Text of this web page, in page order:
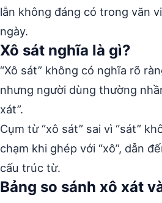
lẫn không đáng có trong văn
ngày.
Xô sát nghĩa là gì?
“Xô sát” không có nghĩa rõ
nhưng người dùng thường
xát”.
Cụm từ “xô sát” sai vì “sát”
chạm khi ghép với “xô”, dẫn
cấu trúc từ.
Bảng so sánh xô xát